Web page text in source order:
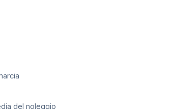
del noleggio